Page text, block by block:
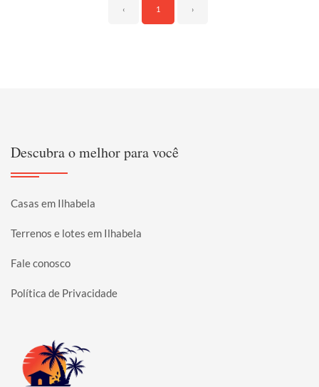
‹ 1 ›
Descubra o melhor para você
Casas em Ilhabela
Terrenos e lotes em Ilhabela
Fale conosco
Política de Privacidade
Página inicial